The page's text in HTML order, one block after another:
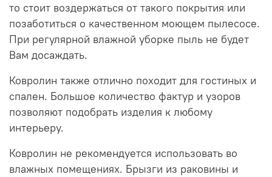
то стоит воздержаться от такого покрытия или
позаботиться о качественном моющем пылесосе.
При регулярной влажной уборке пыль не будет
Вам досаждать.
Ковролин также отлично походит для гостиных и
спален. Большое количество фактур и узоров
позволяют подобрать изделия к любому
интерьеру.
Ковролин не рекомендуется использовать во
влажных помещениях. Брызги из раковины и